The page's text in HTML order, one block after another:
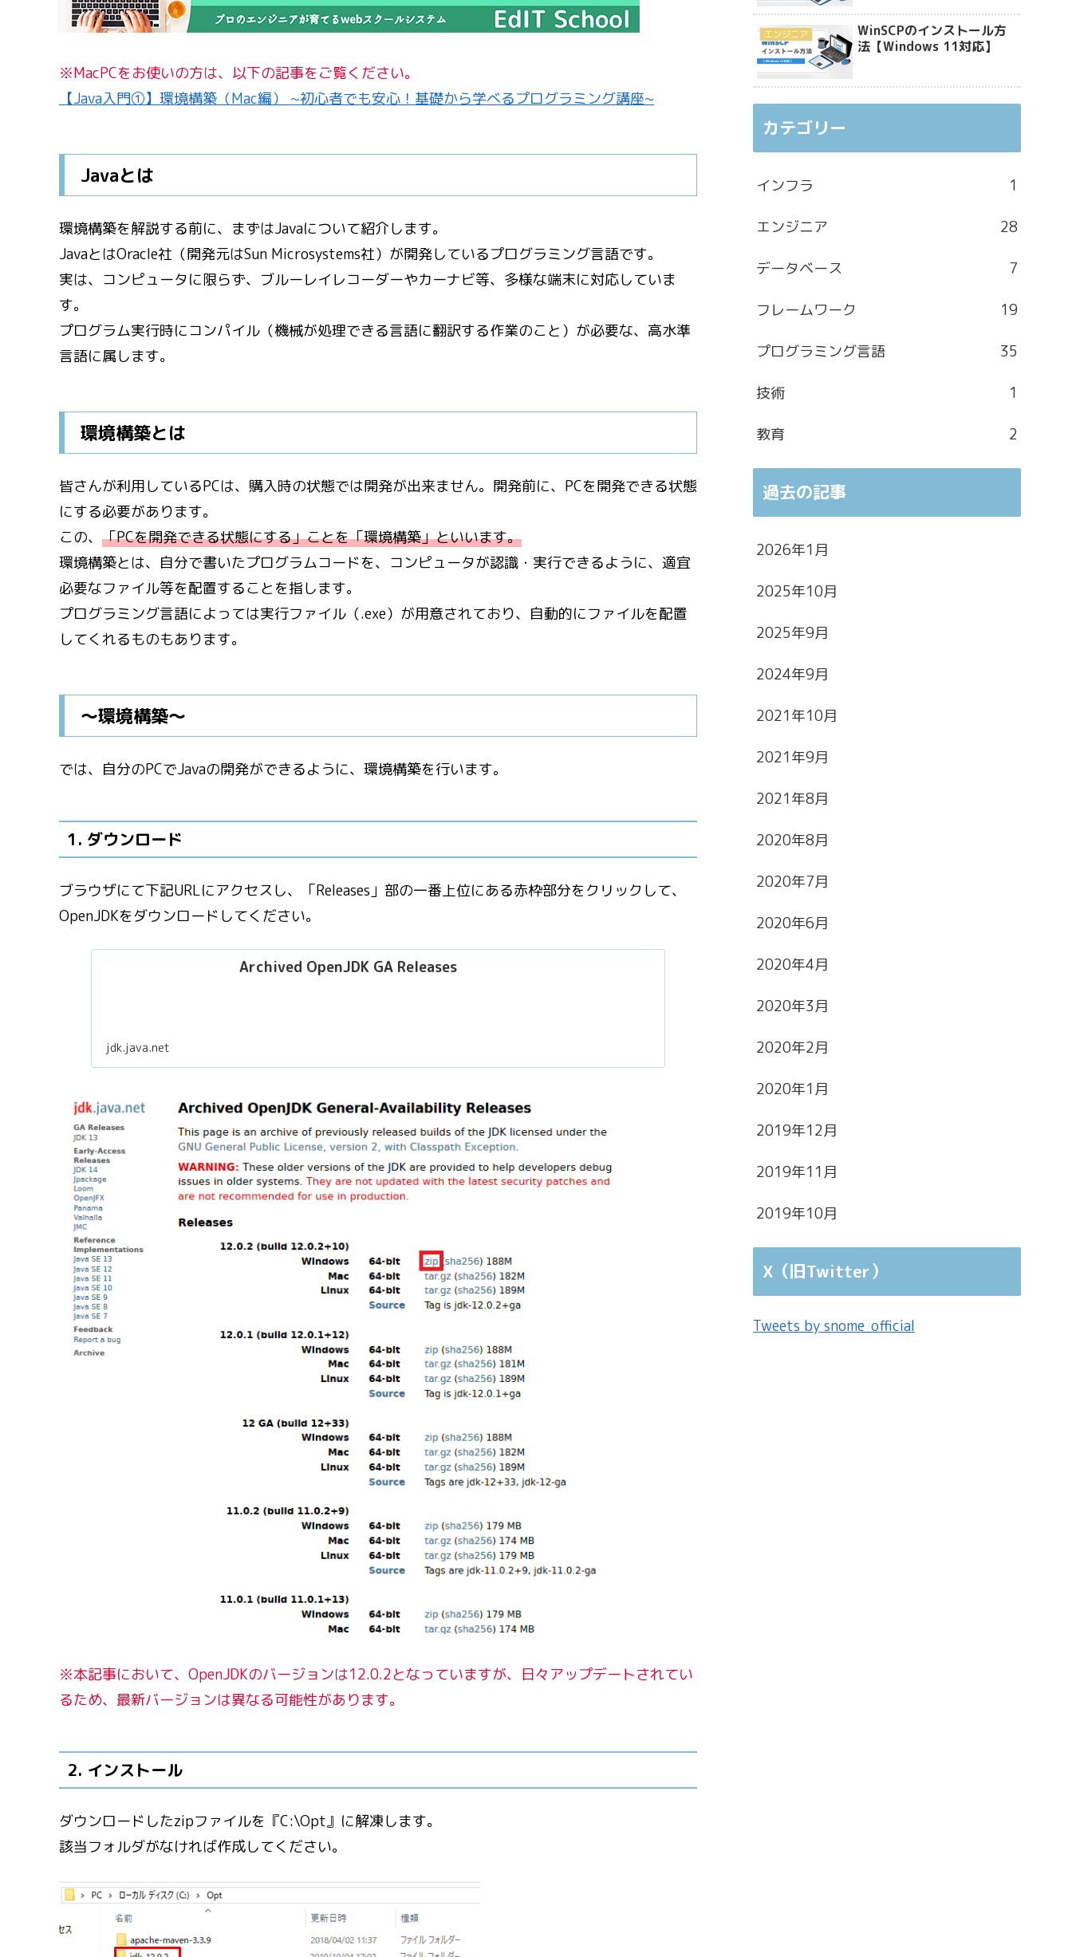
※MacPCをお使いの方は、以下の記事をご覧ください。
【Java入門①】環境構築（Mac編） ~初心者でも安心！基礎から学べるプログラミング講座~
Javaとは
環境構築を解説する前に、まずはJavaについて紹介します。
JavaとはOracle社（開発元はSun Microsystems社）が開発しているプログラミング言語です。
実は、コンピュータに限らず、ブルーレイレコーダーやカーナビ等、多様な端末に対応していま
す。
プログラム実行時にコンパイル（機械が処理できる言語に翻訳する作業のこと）が必要な、高水準
言語に属します。
環境構築とは
皆さんが利用しているPCは、購入時の状態では開発が出来ません。開発前に、PCを開発できる状態
にする必要があります。
この、 「PCを開発できる状態にする」ことを「環境構築」といいます。
環境構築とは、自分で書いたプログラムコードを、コンピュータが認識・実行できるように、適宜
必要なファイル等を配置することを指します。
プログラミング言語によっては実行ファイル（.exe）が用意されており、自動的にファイルを配置
してくれるものもあります。
～環境構築～
では、自分のPCでJavaの開発ができるように、環境構築を行います。
1. ダウンロード
ブラウザにて下記URLにアクセスし、「Releases」部の一番上位にある赤枠部分をクリックして、
OpenJDKをダウンロードしてください。
Archived OpenJDK GA Releases
jdk.java.net
※本記事において、OpenJDKのバージョンは12.0.2となっていますが、日々アップデートされてい
るため、最新バージョンは異なる可能性があります。
2. インストール
ダウンロードしたzipファイルを『C:\Opt』に解凍します。
該当フォルダがなければ作成してください。
エンジニア
WinSCPのインストール方
法【Windows 11対応】
カテゴリー
インフラ 1
エンジニア 28
データベース 7
フレームワーク 19
プログラミング言語 35
技術 1
教育 2
過去の記事
2026年1月
2025年10月
2025年9月
2024年9月
2021年10月
2021年9月
2021年8月
2020年8月
2020年7月
2020年6月
2020年4月
2020年3月
2020年2月
2020年1月
2019年12月
2019年11月
2019年10月
X（旧Twitter）
Tweets by snome_official